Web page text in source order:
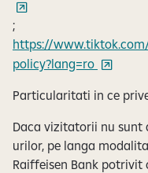
;
https://
policy?lang=ro
Particularitati in ce
Daca vizitatorii nu sunt
urilor, pe langa
Raiffeisen Bank potrivit